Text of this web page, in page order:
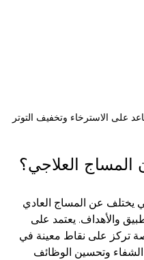
على الاسترخاء وتخفيف التوتر
العلاجي؟
يختلف عن المساج العادي
والأهداف. يعتمد على
تركز على نقاط معينة في
وتحسين الوظائف